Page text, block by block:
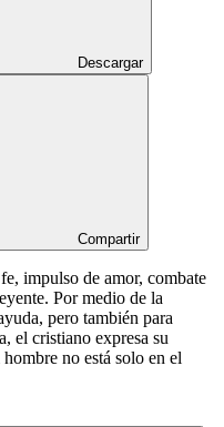
Descargar
Compartir
impulso de amor, combate
Por medio de la
pero también para
el cristiano expresa su
no está solo en el